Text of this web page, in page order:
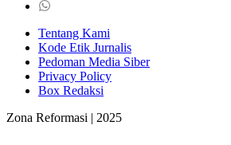
Tentang Kami
Kode Etik Jurnalis
Pedoman Media Siber
Privacy Policy
Box Redaksi
Zona Reformasi | 2025